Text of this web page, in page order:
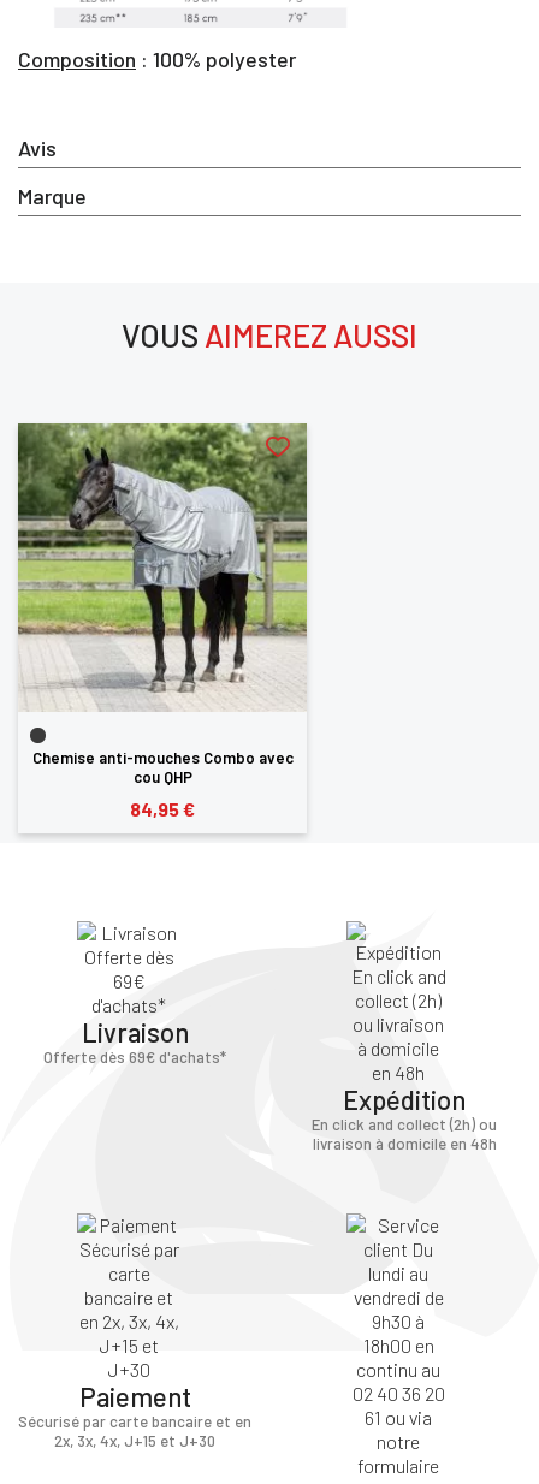
Avis
Marque
Composition : 100% polyester
VOUS AIMEREZ AUSSI
Chemise anti-mouches Combo avec
cou QHP
84,95 €
Livraison
Offerte dès 69€ d'achats*
Expédition
En click and collect (2h) ou
livraison à domicile en 48h
Paiement
Sécurisé par carte bancaire et en
2x, 3x, 4x, J+15 et J+30
×